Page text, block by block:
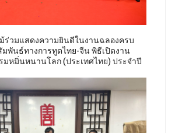
ร่วมแสดงความยินดีในงานฉลองครบ
มพันธ์ทางการทูตไทย-จีน พิธีเปิดงาน
หมิ่นหนานโลก (ประเทศไทย) ประจำปี